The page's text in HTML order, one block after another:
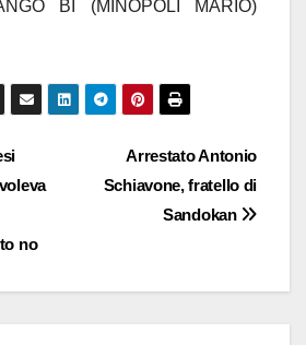
BI (MINOPOLI MARIO)
Arrestato Antonio
Schiavone, fratello di
Sandokan
no